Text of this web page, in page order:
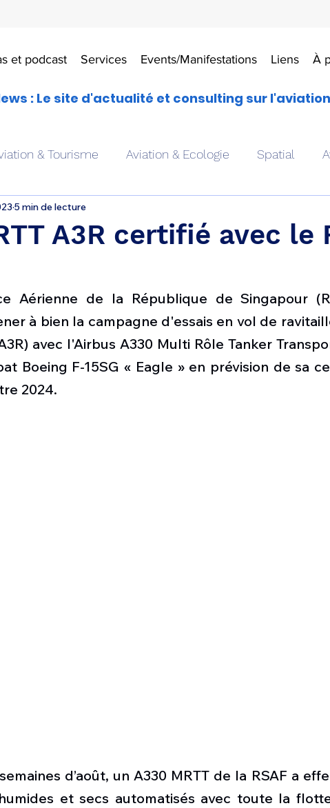
et podcast Services Events/Manifestations Liens À
: Le site d'actualité et consulting sur l'aviation
& Tourisme Aviation & Ecologie Spatial
Drones aériens
Défense sol-air DSA Amphibie Drones
Global 6500 Fret aérien Salon Aéronautique de
A3R certifié avec le
5 min de lecture
Aérienne de la République de Singapour
à bien la campagne d'essais en vol de
avec l'Airbus A330 Multi Rôle Tanker
Boeing F-15SG « Eagle » en prévision de sa
2024.
d’août, un A330 MRTT de la RSAF a
et secs automatisés avec toute la